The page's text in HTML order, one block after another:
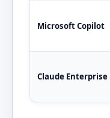
Microsoft Copilot
Claude Enterprise